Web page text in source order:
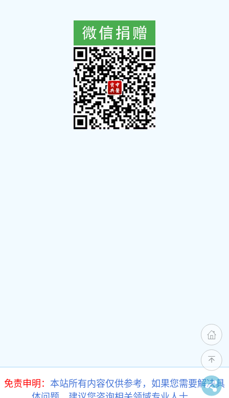
免责申明： 本站所有内容仅供参考，如果您需要解决具